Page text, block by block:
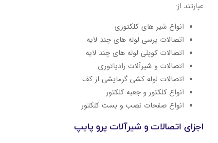
عبارتند از:
انواع شیر های کلکتوری
اتصالات پرسی لوله های چند لایه
اتصالات کوپلی لوله های چند لایه
اتصالات و شیرآلات رادیاتوری
اتصالات لوله کشی گرمایشی از کف
انواع کلکتور و جعبه کلکتور
انواع صفحات نصب و بست کلکتور
اجزای اتصالات و شیرآلات پرو پایپ